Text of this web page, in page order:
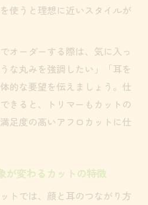
使うと理想に近いスタイルが
オーダーする際は、気に入っ
な丸みを強調したい」「耳を
的な要望を伝えましょう。仕
きると、トリマーもカットの
足度の高いアフロカットに仕
が変わるカットの特徴
トでは、顔と耳のつながり方